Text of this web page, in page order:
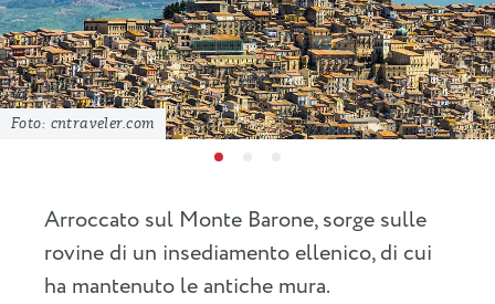
Foto: cntraveler.com
Arroccato sul Monte Barone, sorge sulle
rovine di un insediamento ellenico, di cui
ha mantenuto le antiche mura.